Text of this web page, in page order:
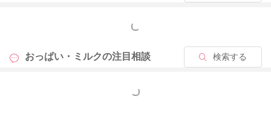
もっと見る
おっぱい・ミルクの注目相談 検索する
もっと見る